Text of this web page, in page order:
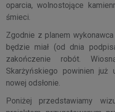
oparcia, wolnostojące
śmieci.
Zgodnie z planem
będzie miał (od dnia
zakończenie robót.
Skarżyńskiego powinien
nowej odsłonie.
Poniżej przedstawiamy